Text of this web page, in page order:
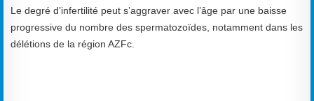
Le degré d’infertilité peut s’aggraver avec l’âge par une baisse
progressive du nombre des spermatozoïdes, notamment dans les
délétions de la région AZFc.